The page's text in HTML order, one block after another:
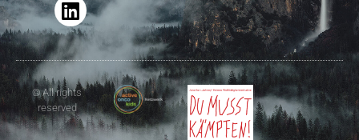
© All rights
reserved